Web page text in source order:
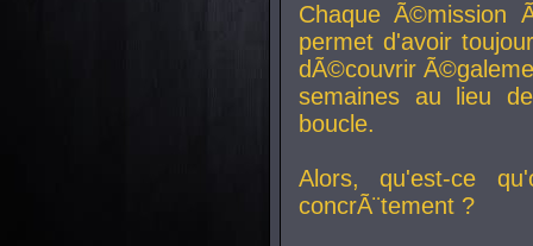
Chaque Ã©mission
permet d'avoir
dÃ©couvrir
semaines au lieu
boucle.
Alors, qu'est-ce
concrÃ¨tement ?